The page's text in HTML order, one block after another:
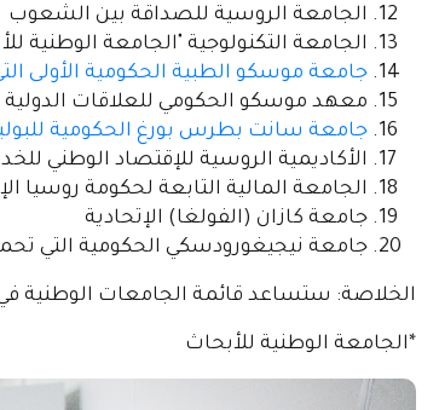
الجامعة الروسية للصداقة بين الشعوب
الجامعة التكنولوجية "الجامعة الوطنية
جامعة موسكو الطبية الحكومية
معهد موسكو الحكومي للعلاقات الدولية
جامعة سانت بطرس بورغ الحكومية
الأكاديمية الروسية للإقتصاد الوطني
الجامعة المالية التابعة لحكومة روسيا
جامعة كازان (الفولغا) الإتحادية
جامعة نيجيغورودسكي الحكومية التي
الخلاصة: ستساعد قائمة الجامعات الوطنية
*الجامعة الوطنية للأبحاث